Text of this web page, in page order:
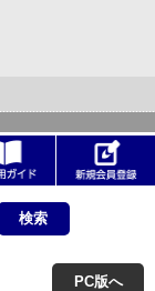
PC版へ